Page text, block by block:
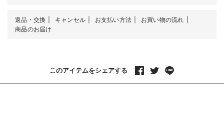
返品・交換 キャンセル お支払い方法
お買い物の流れ
商品のお届け
このアイテムをシェアする